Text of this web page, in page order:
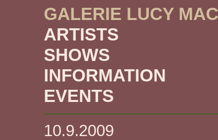
GALERIE LUCY
ARTISTS
SHOWS
INFORMATION
EVENTS
10.9.2009